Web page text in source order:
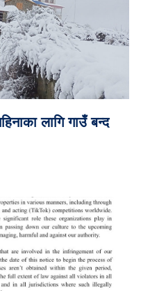
लागि गाउँ बन्द